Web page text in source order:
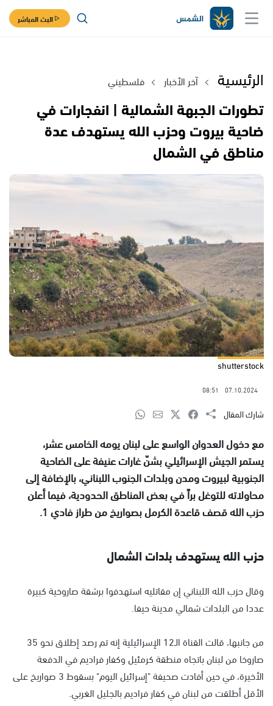
البث المباشر
الرئيسية آخر الأخبار فلسطيني
تطورات الجبهة الشمالية | انفجارات في
ضاحية بيروت وحزب الله يستهدف عدة
مناطق في الشمال
shutterstock
07.10.2024
08:51
شارك المقال
مع دخول العدوان الواسع على لبنان يومه الخامس عشر،
يستمر الجيش الإسرائيلي بشنّ غارات عنيفة على الضاحية
الجنوبية لبيروت ومدن وبلدات الجنوب اللبناني، بالإضافة إلى
محاولاته للتوغل براً في بعض المناطق الحدودية، فيما أعلن
حزب الله قصف قاعدة الكرمل بصواريخ من طراز فادي 1.
حزب الله يستهدف بلدات الشمال
وقال حزب الله اللبناني إن مقاتليه استهدفوا برشقة صاروخية كبيرة
عددا من البلدات شمالي مدينة حيفا.
من جانبها، قالت القناة الـ12 الإسرائيلية إنه تم رصد إطلاق نحو 35
صاروخا من لبنان باتجاه منطقة كرمئيل وكفار فراديم في الدفعة
الأخيرة، في حين أفادت صحيفة "إسرائيل اليوم" بسقوط 3 صواريخ على
الأقل أطلقت من لبنان في كفار فراديم بالجليل الغربي.